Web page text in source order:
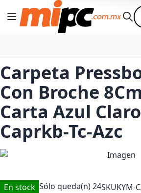
Cambiar Nav
Carpeta
Con Broche
Carta Azul
Caprkb-Tc-Azc
En stock Sólo queda(n)24SKUKYM-